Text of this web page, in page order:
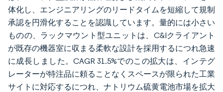
体化し、エンジニアリングのリードタイムを短縮して規制
承認を円滑化することを認識しています。量的には小さい
ものの、ラックマウント型ユニットは、C&Iクライアント
が既存の機器室に収まる柔軟な設計を採用するにつれ急速
に成長しました。CAGR 31.5%でのこの拡大は、インテグ
レーターが特注品に頼ることなくスペースが限られた工業
サイトに対応するにつれ、ナトリウム硫黄電池市場を拡大